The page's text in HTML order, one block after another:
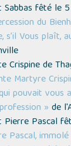
fêté le
du
s’il Vous plaît,
Crispine de
Martyre
pouvait vous
» de
Pierre Pascal
Pascal,